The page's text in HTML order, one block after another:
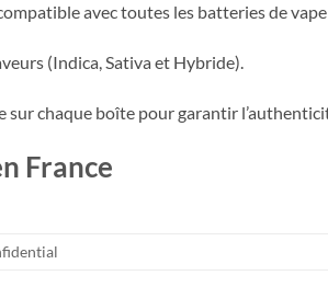
avec toutes les batteries de
(Indica, Sativa et Hybride).
chaque boîte pour garantir
France